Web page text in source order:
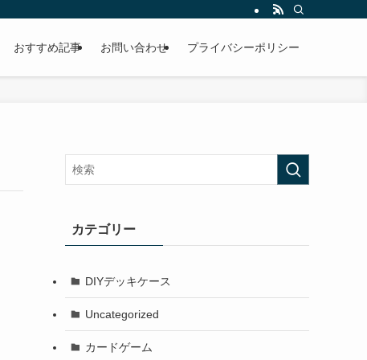
おすすめ記事 お問い合わせ プライバシーポリシー
カテゴリー
DIYデッキケース
Uncategorized
カードゲーム